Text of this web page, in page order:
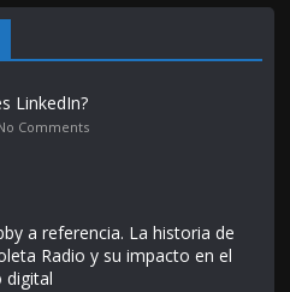
LinkedIn?
Comments
a referencia. La historia de
Radio y su impacto en el
digital